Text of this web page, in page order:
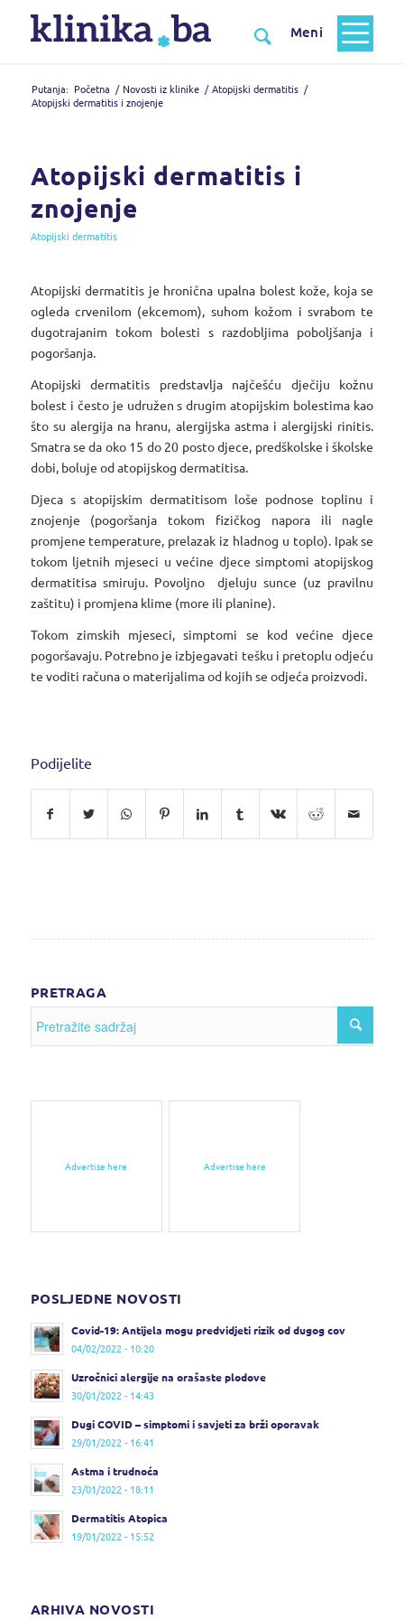
Putanja: Početna / Novosti iz klinike / Atopijski dermatitis /
Atopijski dermatitis i znojenje
Atopijski dermatitis i
znojenje
Atopijski dermatitis
Atopijski dermatitis je hronična upalna bolest kože, koja se
ogleda crvenilom (ekcemom), suhom kožom i svrabom te
dugotrajanim tokom bolesti s razdobljima poboljšanja i
pogoršanja.
Atopijski dermatitis predstavlja najčešću dječiju kožnu
bolest i često je udružen s drugim atopijskim bolestima kao
što su alergija na hranu, alergijska astma i alergijski rinitis.
Smatra se da oko 15 do 20 posto djece, predškolske i školske
dobi, boluje od atopijskog dermatitisa.
Djeca s atopijskim dermatitisom loše podnose toplinu i
znojenje (pogoršanja tokom fizičkog napora ili nagle
promjene temperature, prelazak iz hladnog u toplo). Ipak se
tokom ljetnih mjeseci u većine djece simptomi atopijskog
dermatitisa smiruju. Povoljno djeluju sunce (uz pravilnu
zaštitu) i promjena klime (more ili planine).
Tokom zimskih mjeseci, simptomi se kod većine djece
pogoršavaju. Potrebno je izbjegavati tešku i pretoplu odjeću
te voditi računa o materijalima od kojih se odjeća proizvodi.
Podijelite
PRETRAGA
Advertise here Advertise here
POSLJEDNE NOVOSTI
Covid-19: Antijela mogu predvidjeti rizik od dugog cov
04/02/2022 - 10:20
Uzročnici alergije na orašaste plodove
30/01/2022 - 14:43
Dugi COVID – simptomi i savjeti za brži oporavak
29/01/2022 - 16:41
Astma i trudnoća
23/01/2022 - 18:11
Dermatitis Atopica
19/01/2022 - 15:52
ARHIVA NOVOSTI